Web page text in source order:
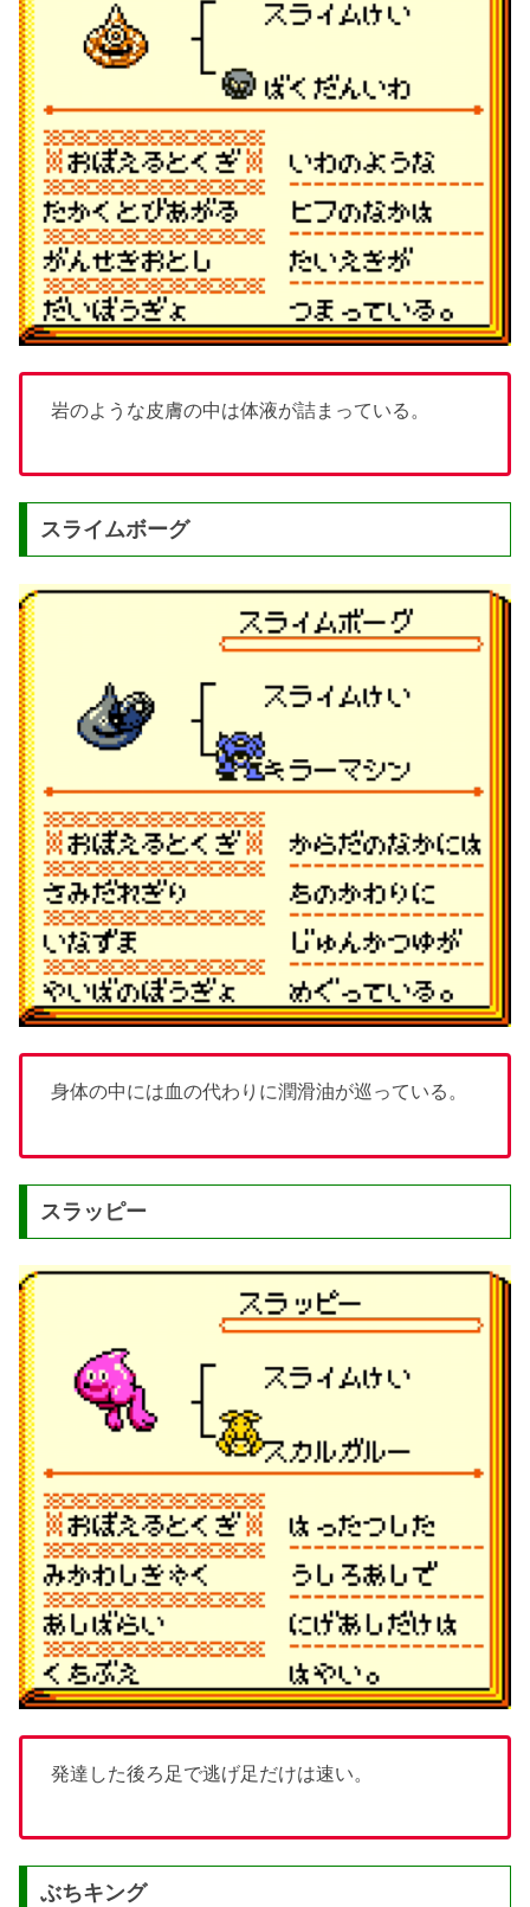
岩のような皮膚の中は体液が詰まっている。
スライムボーグ
身体の中には血の代わりに潤滑油が巡っている。
スラッピー
発達した後ろ足で逃げ足だけは速い。
ぶちキング